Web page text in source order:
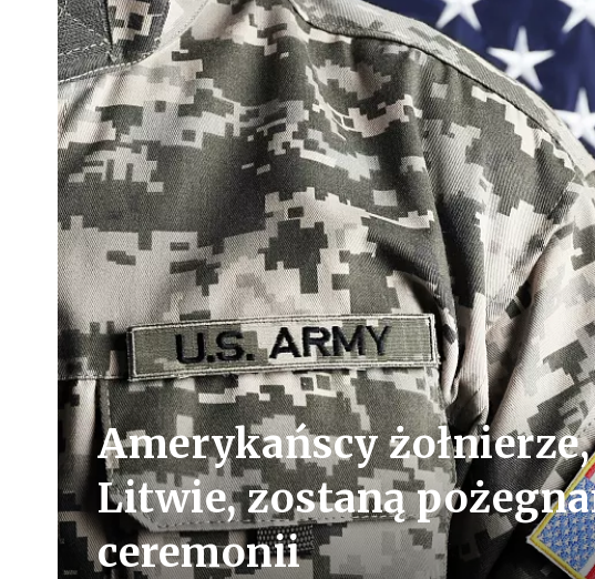
Amerykańscy
Litwie, zostaną
ceremonii